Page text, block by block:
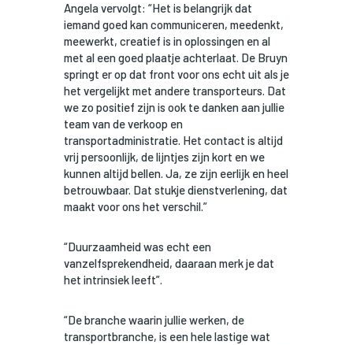
Angela vervolgt: “Het is belangrijk dat
iemand goed kan communiceren, meedenkt,
meewerkt, creatief is in oplossingen en al
met al een goed plaatje achterlaat. De Bruyn
springt er op dat front voor ons echt uit als je
het vergelijkt met andere transporteurs. Dat
we zo positief zijn is ook te danken aan jullie
team van de verkoop en
transportadministratie. Het contact is altijd
vrij persoonlijk, de lijntjes zijn kort en we
kunnen altijd bellen. Ja, ze zijn eerlijk en heel
betrouwbaar. Dat stukje dienstverlening, dat
maakt voor ons het verschil.”
“Duurzaamheid was echt een
vanzelfsprekendheid, daaraan merk je dat
het intrinsiek leeft”.
“De branche waarin jullie werken, de
transportbranche, is een hele lastige wat